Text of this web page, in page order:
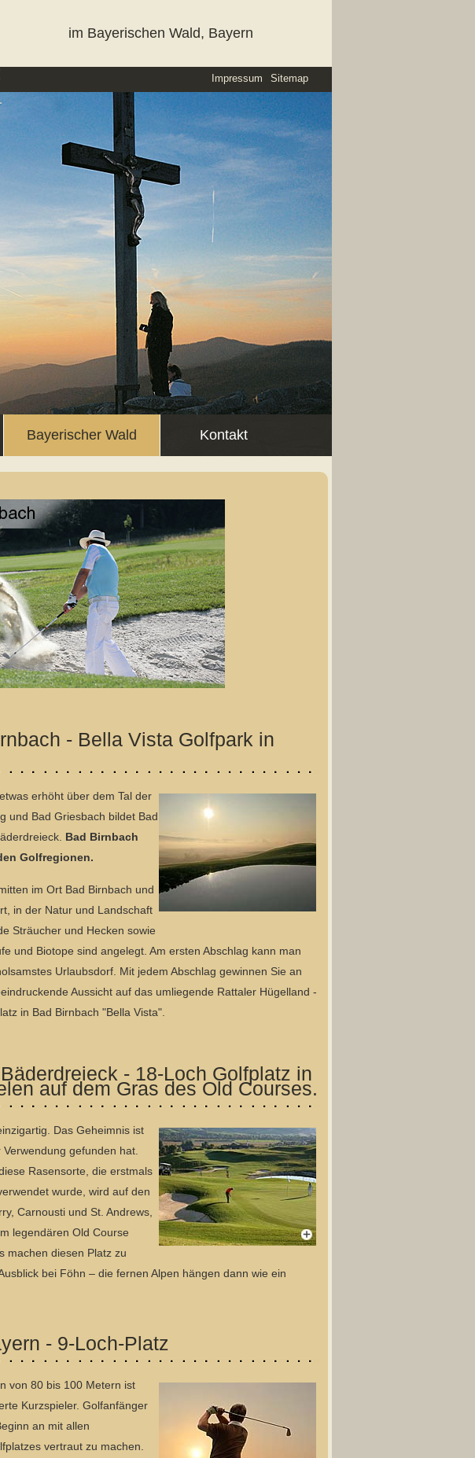
im Bayerischen Wald, Bayern
Bayerischer Wald Kontakt
Sitemap
Impressum
- Bella Vista Golfpark in
erhöht über dem Tal der
und Bad Griesbach bildet Bad
Bad Birnbach
Golfregionen.
im Ort Bad Birnbach und
in der Natur und Landschaft
Sträucher und Hecken sowie
und Biotope sind angelegt. Am ersten Abschlag kann man
Urlaubsdorf. Mit jedem Abschlag gewinnen Sie an
Aussicht auf das umliegende Rattaler Hügelland -
in Bad Birnbach "Bella Vista".
- 18-Loch Golfplatz in
auf dem Gras des Old Courses.
Das Geheimnis ist
gefunden hat.
Rasensorte, die erstmals
wurde, wird auf den
Carnousti und St. Andrews,
legendären Old Course
machen diesen Platz zu
bei Föhn – die fernen Alpen hängen dann wie ein
- 9-Loch-Platz
von 80 bis 100 Metern ist
Kurzspieler. Golfanfänger
an mit allen
vertraut zu machen.